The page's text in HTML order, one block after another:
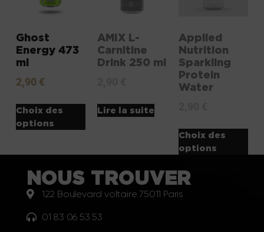
Ghost
Energy 473
ml
2,90 €
Choix des
options
AMIX L-
Carnitine
Drink 250 ml
Lire la suite
Applied
Nutrition
Sparkling
Protein
Water
Choix des
options
NOUS TROUVER
122 Boulevard voltaire 75011 Paris
01 83 06 53 53